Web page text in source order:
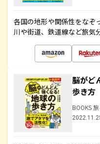
各国の地形や関係性をなぞ
川や街道、鉄道線など旅気
脳がど
歩き方
BOOKS